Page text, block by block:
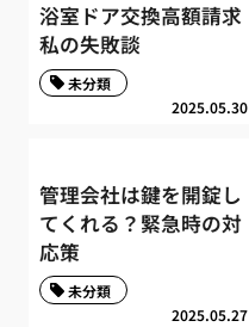
浴室ドア交換高額請求
私の失敗談
2025.05.30
未分類
管理会社は鍵を開錠し
てくれる？緊急時の対
応策
2025.05.27
未分類